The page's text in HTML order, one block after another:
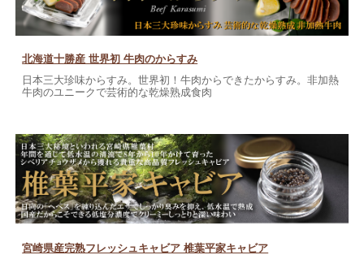
北海道十勝産 世界初 牛肉のからすみ
日本三大珍味からすみ。世界初！牛肉からできたからすみ。非加熱
牛肉のユニークで芸術的な乾燥熟成食肉
宮崎県産完熟フレッシュキャビア 椎葉平家キャビア